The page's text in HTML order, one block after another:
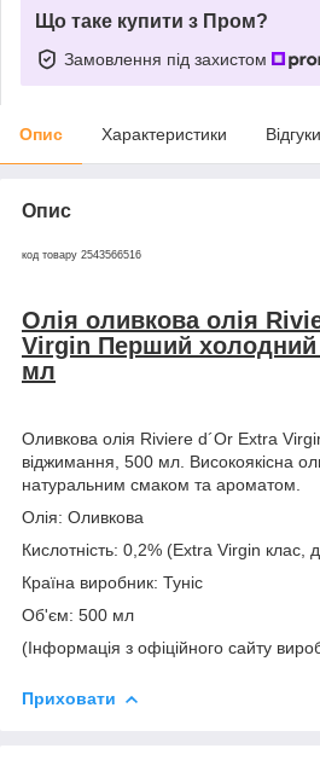
Що таке купити з Пром?
Замовлення під захистом
Опис Характеристики
Опис
код товару 2543566516
Олія оливкова олія
Virgin Перший холодний
мл
Оливкова олія Riviere d´Or Extra
віджимання, 500 мл. Високоякісна
натуральним смаком та ароматом.
Олія: Оливкова
Кислотність: 0,2% (Extra Virgin клас,
Країна виробник: Туніс
Об'єм: 500 мл
(Інформація з офіційного сайту
Приховати